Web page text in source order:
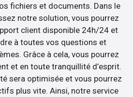
fichiers et documents. Dans le
notre solution, vous pourrez
client disponible 24h/24 et
à toutes vos questions et
Grâce à cela, vous pourrez
et en toute tranquillité d’esprit.
sera optimisée et vous pourrez
plus vite. Ainsi, notre service